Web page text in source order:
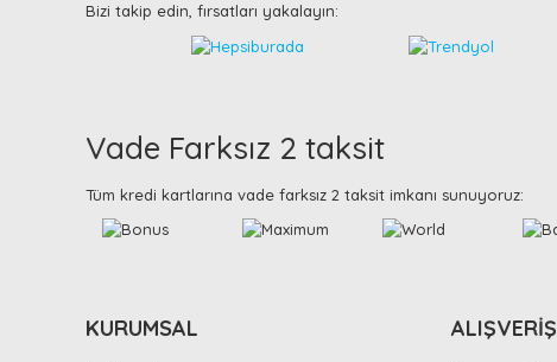
Bizi takip edin, fırsatları yakalayın:
Vade Farksız 2 taksit
Tüm kredi kartlarına vade farksız 2 taksit imkanı sunuyoruz:
KURUMSAL ALIŞVERİŞ